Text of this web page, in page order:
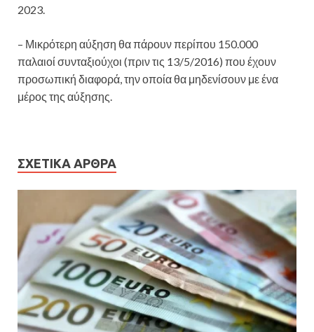
2023.
– Μικρότερη αύξηση θα πάρουν περίπου 150.000
παλαιοί συνταξιούχοι (πριν τις 13/5/2016) που έχουν
προσωπική διαφορά, την οποία θα μηδενίσουν με ένα
μέρος της αύξησης.
ΣΧΕΤΙΚΆ ΆΡΘΡΑ